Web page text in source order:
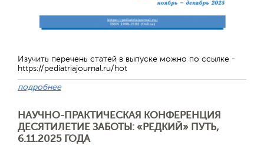
Изучить перечень статей в выпуске можно по ссылке -
https://pediatriajournal.ru/hot
подробнее
НАУЧНО-ПРАКТИЧЕСКАЯ КОНФЕРЕНЦИЯ
ДЕСЯТИЛЕТИЕ ЗАБОТЫ: «РЕДКИЙ» ПУТЬ,
6.11.2025 ГОДА